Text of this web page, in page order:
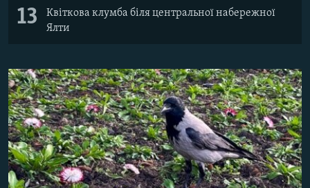
13
Квіткова клумба біля центральної набережної
Ялти